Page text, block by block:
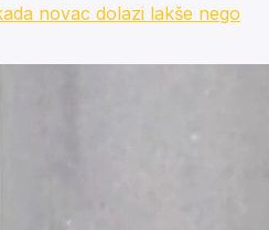
novac dolazi lakše nego